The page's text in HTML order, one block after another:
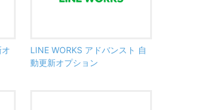
LINE WORKS アドバンスト 自
動更新オプション